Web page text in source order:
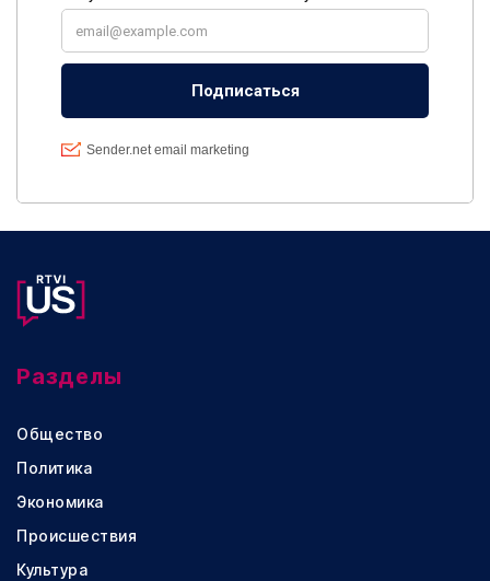
Разделы
Общество
Политика
Экономика
Происшествия
Культура